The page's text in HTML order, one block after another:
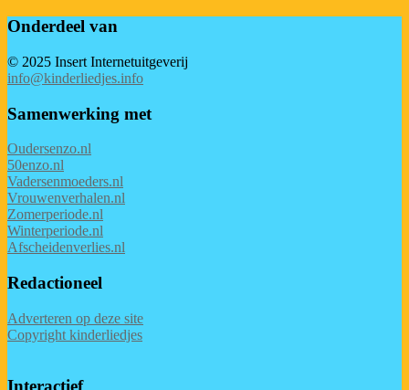
Onderdeel van
© 2025 Insert Internetuitgeverij
info@kinderliedjes.info
Samenwerking met
Oudersenzo.nl
50enzo.nl
Vadersenmoeders.nl
Vrouwenverhalen.nl
Zomerperiode.nl
Winterperiode.nl
Afscheidenverlies.nl
Redactioneel
Adverteren op deze site
Copyright kinderliedjes